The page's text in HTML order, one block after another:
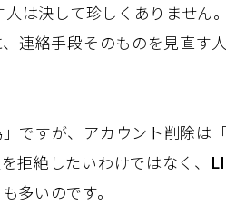
は決して珍しくありません
連絡手段そのものを見直す
ですが、アカウント削除は
拒絶したいわけではなく、
多いのです。